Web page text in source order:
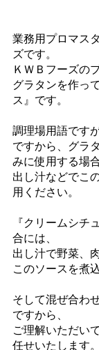
業務用プロマス
ズです。
ＫＷＢフーズの
グラタンを作っ
ス』です。
調理場用語です
ですから、グラ
みに使用する場合
出し汁などでこ
用ください。
『クリームシチ
合には、
出し汁で野菜、
このソースを煮
そして混ぜ合わ
ですから、
ご理解いただい
任せいたします。